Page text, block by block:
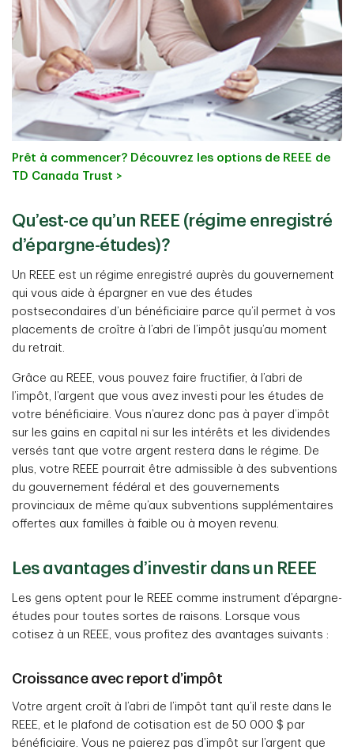
Prêt à commencer? Découvrez les options de REEE de
TD Canada Trust >
Qu’est-ce qu’un REEE (régime enregistré
d’épargne-études)?
Un REEE est un régime enregistré auprès du gouvernement
qui vous aide à épargner en vue des études
postsecondaires d’un bénéficiaire parce qu’il permet à vos
placements de croître à l’abri de l’impôt jusqu’au moment
du retrait.
Grâce au REEE, vous pouvez faire fructifier, à l’abri de
l’impôt, l’argent que vous avez investi pour les études de
votre bénéficiaire. Vous n’aurez donc pas à payer d’impôt
sur les gains en capital ni sur les intérêts et les dividendes
versés tant que votre argent restera dans le régime. De
plus, votre REEE pourrait être admissible à des subventions
du gouvernement fédéral et des gouvernements
provinciaux de même qu’aux subventions supplémentaires
offertes aux familles à faible ou à moyen revenu.
Les avantages d’investir dans un REEE
Les gens optent pour le REEE comme instrument d’épargne-
études pour toutes sortes de raisons. Lorsque vous
cotisez à un REEE, vous profitez des avantages suivants :
Croissance avec report d’impôt
Votre argent croît à l’abri de l’impôt tant qu’il reste dans le
REEE, et le plafond de cotisation est de 50 000 $ par
bénéficiaire. Vous ne paierez pas d’impôt sur l’argent que